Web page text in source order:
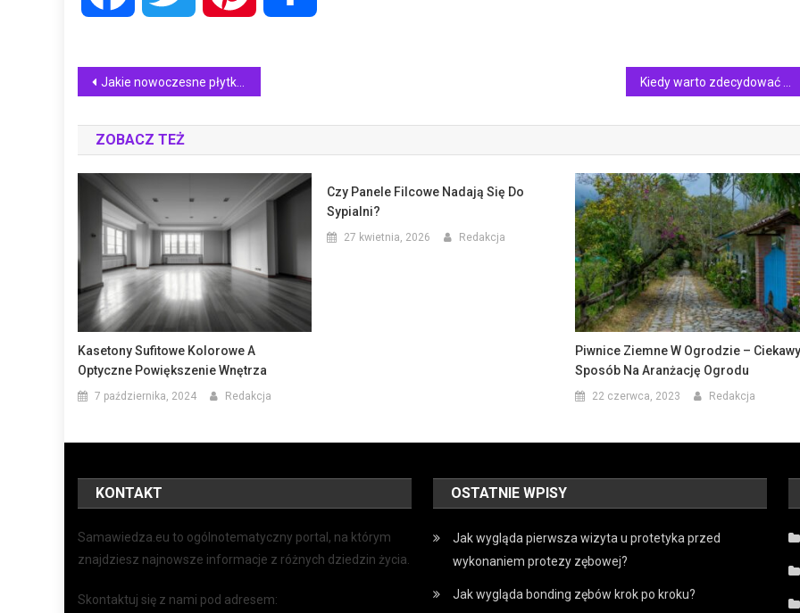
Nawigacja
wpisu
Jakie nowoczesne płytki na taras wybrać? Kiedy warto zdecydować się na gotowe projekty sypialni?
ZOBACZ TEŻ
Kasetony Sufitowe Kolorowe A
Optyczne Powiększenie Wnętrza
7 października, 2024 Redakcja
Czy Panele Filcowe Nadają Się Do
Sypialni?
27 kwietnia, 2026 Redakcja
Piwnice Ziemne W Ogrodzie –
Sposób Na Aranżację Ogrodu
22 czerwca, 2023 Redakcja
KONTAKT
Samawiedza.eu to ogólnotematyczny portal, na którym
znajdziesz najnowsze informacje z różnych dziedzin życia.
Skontaktuj się z nami pod adresem:
OSTATNIE WPISY
Jak wygląda pierwsza wizyta u protetyka przed
wykonaniem protezy zębowej?
Jak wygląda bonding zębów krok po kroku?